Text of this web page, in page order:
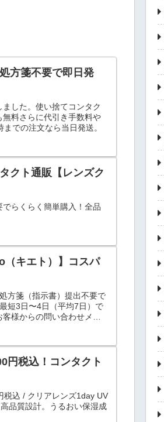
方箋不要で即日発
した。使い捨てコンタク
無料さらに代引き手数料や
での注文なら当日発送。
クト通販【レンズク
らくらく簡単購入！全品
（キエト）】コスパ
方箋（指示書）提出不要で
短3日〜4日（平均7日）で
様からの問い合わせメー
円税込！コンタクト
税込 / クリアレンズ1day UV
品質設計。うるおい保湿成